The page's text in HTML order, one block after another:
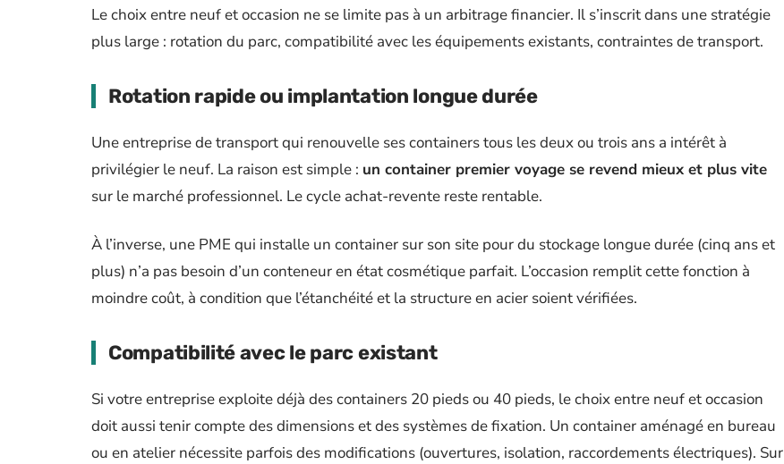
Le choix entre neuf et occasion ne se limite pas à un arbitrage financier. Il s’inscrit dans une stratégie
plus large : rotation du parc, compatibilité avec les équipements existants, contraintes de transport.
Rotation rapide ou implantation longue durée
Une entreprise de transport qui renouvelle ses containers tous les deux ou trois ans a intérêt à
privilégier le neuf. La raison est simple : un container premier voyage se revend mieux et plus vite
sur le marché professionnel. Le cycle achat-revente reste rentable.
À l’inverse, une PME qui installe un container sur son site pour du stockage longue durée (cinq ans et
plus) n’a pas besoin d’un conteneur en état cosmétique parfait. L’occasion remplit cette fonction à
moindre coût, à condition que l’étanchéité et la structure en acier soient vérifiées.
Compatibilité avec le parc existant
Si votre entreprise exploite déjà des containers 20 pieds ou 40 pieds, le choix entre neuf et occasion
doit aussi tenir compte des dimensions et des systèmes de fixation. Un container aménagé en bureau
ou en atelier nécessite parfois des modifications (ouvertures, isolation, raccordements électriques). Sur